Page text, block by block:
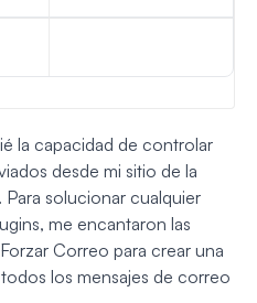
la capacidad de controlar
desde mi sitio de la
Para solucionar cualquier
me encantaron las
Correo para crear una
los mensajes de correo